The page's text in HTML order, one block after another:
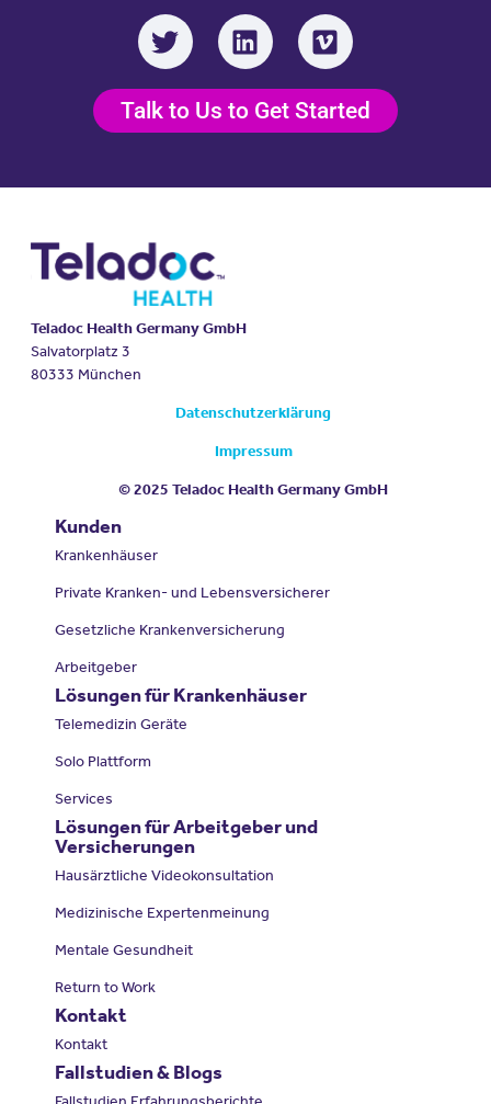
Talk to Us to Get Started
Teladoc Health Germany GmbH
Salvatorplatz 3
80333 München
Datenschutzerklärung
Impressum
© 2025 Teladoc Health Germany GmbH
Kunden
Krankenhäuser
Private Kranken- und Lebensversicherer
Gesetzliche Krankenversicherung
Arbeitgeber
Lösungen für Krankenhäuser
Telemedizin Geräte
Solo Plattform
Services
Lösungen für Arbeitgeber und
Versicherungen
Hausärztliche Videokonsultation
Medizinische Expertenmeinung
Mentale Gesundheit
Return to Work
Kontakt
Kontakt
Fallstudien & Blogs